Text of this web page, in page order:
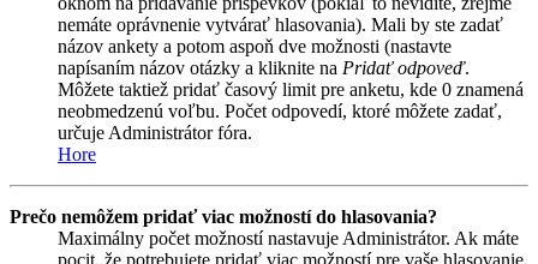
nemáte oprávnenie vytvárať hlasovania). Mali by ste zadať
názov ankety a potom aspoň dve možnosti (nastavte
napísaním názov otázky a kliknite na Pridať odpoveď.
Môžete taktiež pridať časový limit pre anketu, kde 0 znamená
neobmedzenú voľbu. Počet odpovedí, ktoré môžete zadať,
určuje Administrátor fóra.
Hore
Prečo nemôžem pridať viac možností do hlasovania?
Maximálny počet možností nastavuje Administrátor. Ak máte